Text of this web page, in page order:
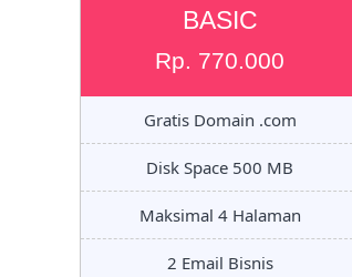
BASIC
Rp. 770.000
Gratis Domain .com
Disk Space 500 MB
Maksimal 4 Halaman
2 Email Bisnis